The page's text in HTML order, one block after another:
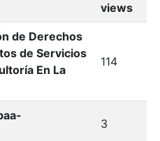
views
de Derechos
de Servicios
En La
114
3